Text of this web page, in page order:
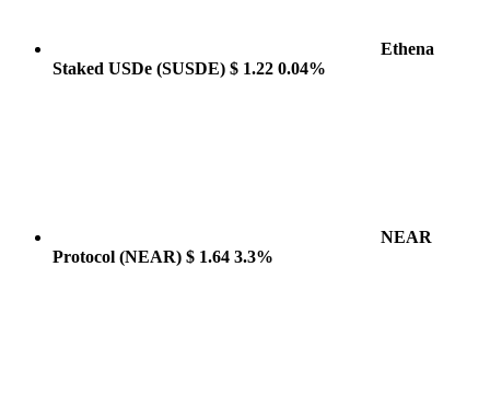
Ethena
Staked USDe (SUSDE) $ 1.22 0.04%
NEAR
Protocol (NEAR) $ 1.64 3.3%